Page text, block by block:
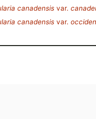
canadensis var.
canadensis var.